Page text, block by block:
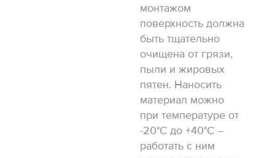
монтажом
поверхность должна
быть тщательно
очищена от грязи,
пыли и жировых
пятен. Наносить
материал можно
при температуре от
-20°C до +40°C –
работать с ним